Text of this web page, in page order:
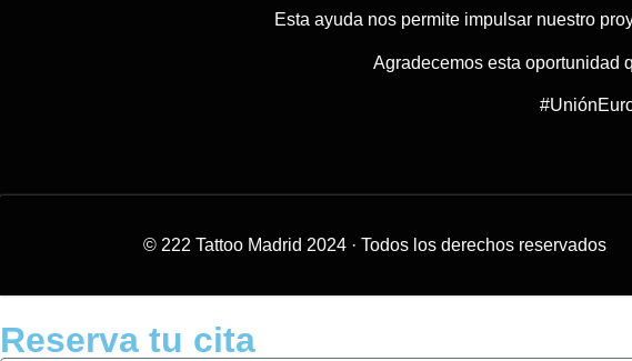
Esta ayuda nos permite impulsar nuestro
Agradecemos esta oportunidad
© 222 Tattoo Madrid 2024 · Todos los derechos reservados
Reserva tu cita